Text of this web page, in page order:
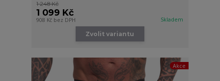
1 248 Kč
1 099 Kč
908 Kč bez DPH Skladem
Zvolit variantu
Akce